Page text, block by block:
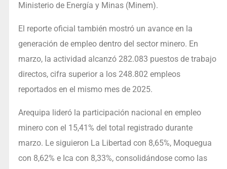
Ministerio de Energía y Minas (Minem).
El reporte oficial también mostró un avance en la
generación de empleo dentro del sector minero. En
marzo, la actividad alcanzó 282.083 puestos de trabajo
directos, cifra superior a los 248.802 empleos
reportados en el mismo mes de 2025.
Arequipa lideró la participación nacional en empleo
minero con el 15,41% del total registrado durante
marzo. Le siguieron La Libertad con 8,65%, Moquegua
con 8,62% e Ica con 8,33%, consolidándose como las